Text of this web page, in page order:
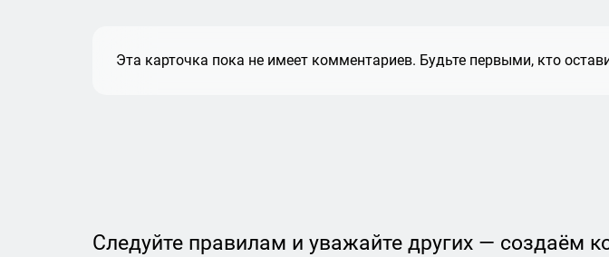
Эта карточка пока не имеет комментариев. Будьте первыми, кто
Следуйте правилам и уважайте других — создаём